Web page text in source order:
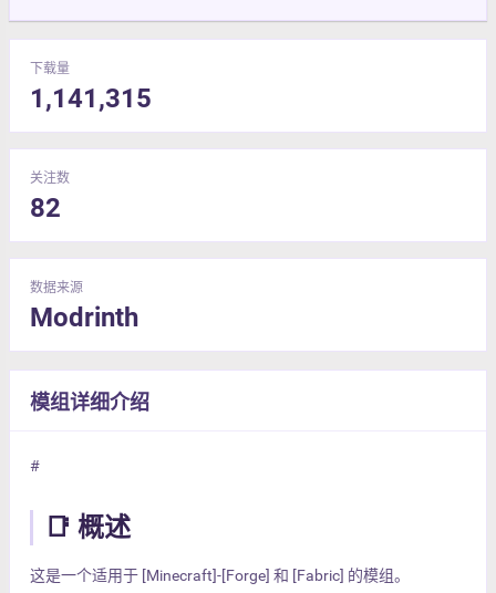
下载量
1,141,315
关注数
82
数据来源
Modrinth
模组详细介绍
#
📑 概述
这是一个适用于 [Minecraft]-[Forge] 和 [Fabric] 的模组。